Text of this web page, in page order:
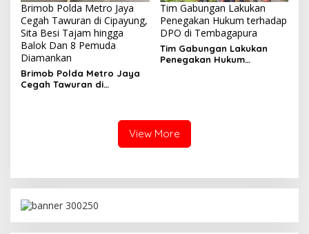
Brimob Polda Metro Jaya
Cegah Tawuran di Cipayung,
Sita Besi Tajam hingga
Balok Dan 8 Pemuda
Diamankan
Brimob Polda Metro Jaya
Cegah Tawuran di
Tim Gabungan Lakukan
Penegakan Hukum terhadap
DPO di Tembagapura
Tim Gabungan Lakukan
Penegakan Hukum
View More